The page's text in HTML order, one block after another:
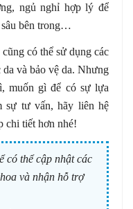
ngủ nghỉ hợp lý để
bên trong…
có thể sử dụng các
da và bảo vệ da. Nhưng
muốn gì để có sự lựa
sự tư vấn, hãy liên hệ
chi tiết hơn nhé!
có thể cập nhật các
và nhận hỗ trợ